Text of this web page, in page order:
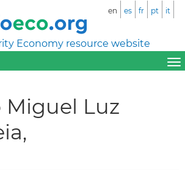
Economy resource website
en es fr pt it
Miguel Luz